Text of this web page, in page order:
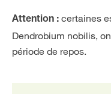
Attention : certaines
Dendrobium nobilis,
période de repos.